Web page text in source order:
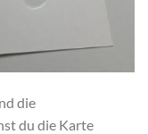
die
du die Karte